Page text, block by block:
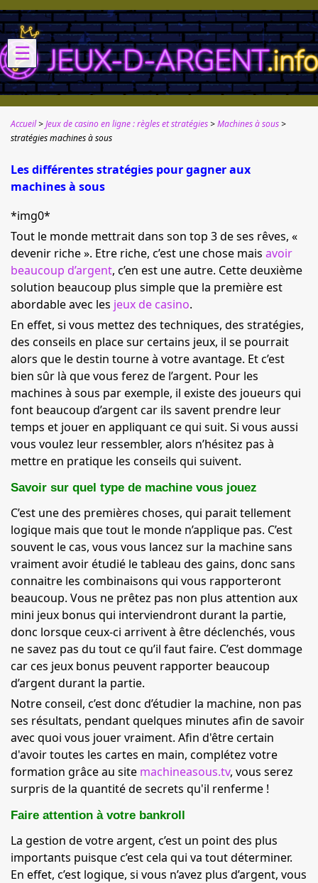
☰
Accueil Jeux de casino en ligne : règles et stratégies
Machines à sous
stratégies machines à sous
Les différentes stratégies pour gagner aux
machines à sous
*img0*
Tout le monde mettrait dans son top 3 de ses rêves, «
devenir riche ». Etre riche, c’est une chose mais avoir
beaucoup d’argent, c’en est une autre. Cette deuxième
solution beaucoup plus simple que la première est
abordable avec les jeux de casino.
En effet, si vous mettez des techniques, des stratégies,
des conseils en place sur certains jeux, il se pourrait
alors que le destin tourne à votre avantage. Et c’est
bien sûr là que vous ferez de l’argent. Pour les
machines à sous par exemple, il existe des joueurs qui
font beaucoup d’argent car ils savent prendre leur
temps et jouer en appliquant ce qui suit. Si vous aussi
vous voulez leur ressembler, alors n’hésitez pas à
mettre en pratique les conseils qui suivent.
Savoir sur quel type de machine vous jouez
C’est une des premières choses, qui parait tellement
logique mais que tout le monde n’applique pas. C’est
souvent le cas, vous vous lancez sur la machine sans
vraiment avoir étudié le tableau des gains, donc sans
connaitre les combinaisons qui vous rapporteront
beaucoup. Vous ne prêtez pas non plus attention aux
mini jeux bonus qui interviendront durant la partie,
donc lorsque ceux-ci arrivent à être déclenchés, vous
ne savez pas du tout ce qu’il faut faire. C’est dommage
car ces jeux bonus peuvent rapporter beaucoup
d’argent durant la partie.
Notre conseil, c’est donc d’étudier la machine, non pas
ses résultats, pendant quelques minutes afin de savoir
avec quoi vous jouer vraiment. Afin d'être certain
d'avoir toutes les cartes en main, complétez votre
formation grâce au site machineasous.tv, vous serez
surpris de la quantité de secrets qu'il renferme !
Faire attention à votre bankroll
La gestion de votre argent, c’est un point des plus
importants puisque c’est cela qui va tout déterminer.
En effet, c’est logique, si vous n’avez plus d’argent, vous